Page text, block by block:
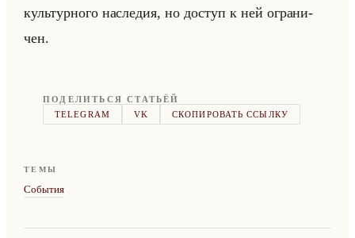
культур­но­го на­сле­дия, но до­ступ к ней огра­ни­
чен.
ПОДЕЛИТЬСЯ СТАТЬЁЙ
TELEGRAM
VK СКОПИРОВАТЬ ССЫЛКУ
ТЕМЫ
События